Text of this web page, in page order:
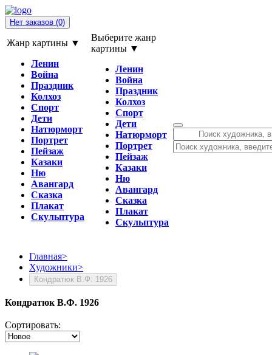
Нет заказов (0)
Жанр картины ▼
Ленин
Война
Праздник
Колхоз
Спорт
Дети
Натюрморт
Портрет
Пейзаж
Казаки
Ню
Авангард
Сказка
Плакат
Скульптура
Выберите жанр
картины ▼
Ленин
Война
Праздник
Колхоз
Спорт
Дети
Натюрморт
Портрет
Пейзаж
Казаки
Ню
Авангард
Сказка
Плакат
Скульптура
Главная>
Художники>
Кондратюк В.Ф. 1926
Кондратюк В.Ф. 1926
Сортировать: